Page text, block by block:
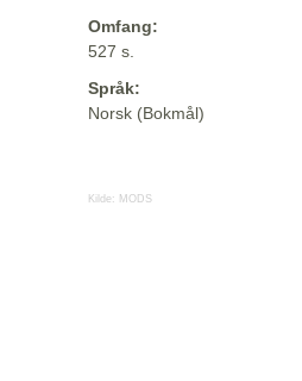
Omfang:
527 s.
Språk:
Norsk (Bokmål)
Kilde: MODS